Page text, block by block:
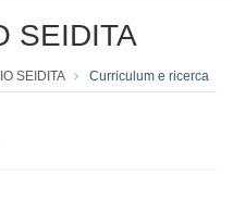
SEIDITA
SEIDITA Curriculum e ricerca